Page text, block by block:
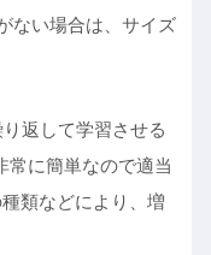
ない場合は、サイズ
返して学習させる
常に簡単なので適当
類などにより、増